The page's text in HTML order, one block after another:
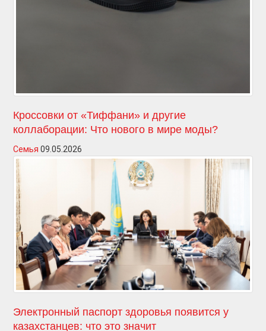
Кроссовки от «Тиффани» и другие
коллаборации: Что нового в мире моды?
Семья 09.05.2026
Электронный паспорт здоровья появится у
казахстанцев: что это значит